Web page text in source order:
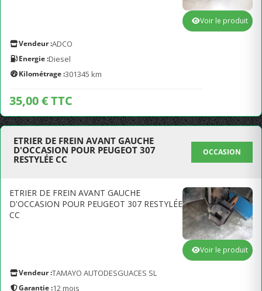
Vendeur :ADCO
Energie :Diesel
Kilométrage :301345 km
35,00 € TTC
Voir le produit
ETRIER DE FREIN AVANT GAUCHE
D'OCCASION POUR PEUGEOT 307
RESTYLÉE CC
OCCASION
ETRIER DE FREIN AVANT GAUCHE
D'OCCASION POUR PEUGEOT 307 RESTYLÉE
CC
Vendeur :TAMAYO AUTODESGUACES SL
Garantie :12 mois
Voir le produit